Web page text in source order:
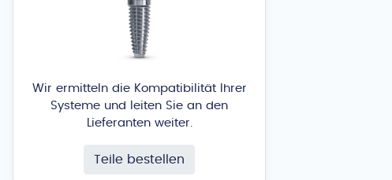
Wir ermitteln die Kompatibilität Ihrer
Systeme und leiten Sie an den
Lieferanten weiter.
Teile bestellen